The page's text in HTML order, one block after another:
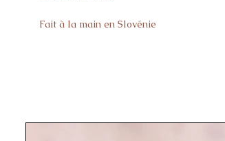
Fait à la main en Slovénie